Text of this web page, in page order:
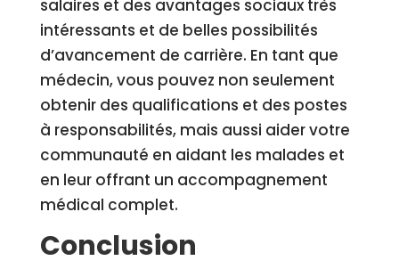
salaires et des avantages sociaux très
intéressants et de belles possibilités
d’avancement de carrière. En tant que
médecin, vous pouvez non seulement
obtenir des qualifications et des postes
à responsabilités, mais aussi aider votre
communauté en aidant les malades et
en leur offrant un accompagnement
médical complet.
Conclusion